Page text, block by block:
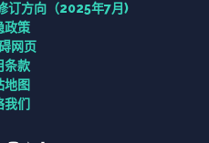
订方向（2025年7月)
政策
网页
条款
地图
我们